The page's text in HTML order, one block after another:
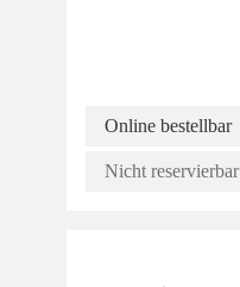
Online bestellbar
Nicht reservierbar